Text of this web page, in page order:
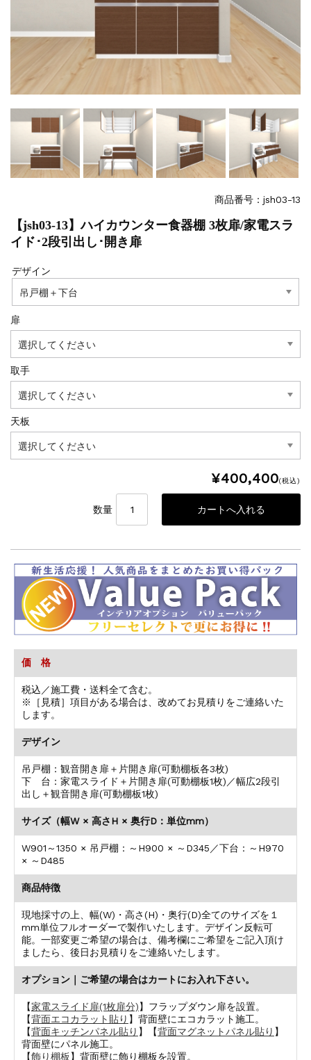
商品番号：jsh03-13
【jsh03-13】ハイカウンター食器棚 3枚扉/家電スラ
イド･2段引出し･開き扉
デザイン
扉
取手
天板
¥400,400(税込)
数量
価 格
税込／施工費・送料全て含む。
※［見積］項目がある場合は、改めてお見積りをご連絡いた
します。
デザイン
吊戸棚：観音開き扉＋片開き扉(可動棚板各3枚)
下 台：家電スライド＋片開き扉(可動棚板1枚)／幅広2段引
出し＋観音開き扉(可動棚板1枚)
サイズ（幅W × 高さH × 奥行D：単位mm）
W901～1350 × 吊戸棚：～H900 × ～D345／下台：～H970
× ～D485
商品特徴
現地採寸の上、幅(W)・高さ(H)・奥行(D)全てのサイズを１
mm単位フルオーダーで製作いたします。デザイン反転可
能。一部変更ご希望の場合は、備考欄にご希望をご記入頂け
ましたら、後日お見積りをご連絡いたします。
オプション｜ご希望の場合はカートにお入れ下さい。
【家電スライド扉(1枚扉分)】フラップダウン扉を設置。
【背面エコカラット貼り 】背面壁にエコカラット施工。
【背面キッチンパネル貼り 】【背面マグネットパネル貼り 】
背面壁にパネル施工。
【飾り棚板 】背面壁に飾り棚板を設置。